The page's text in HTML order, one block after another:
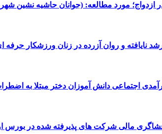
ازدواج؛ مورد مطالعه: (جوانان حاشیه‌ نشین
نایافته و روان آزرده در زنان ورزشکار حرفه
اجتماعی دانش آموزان دختر مبتلا به
مالی شرکت های پذیرفته شده در بورس